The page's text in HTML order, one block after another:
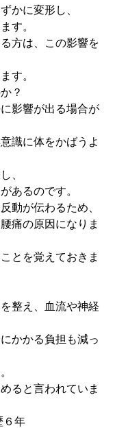
かに変形し、
す。
方は、この影響を
す。
？
影響が出る場合が
識に体をかばうよ
、
あるのです。
動が伝わるため、
痛の原因になりま
とを覚えておきま
整え、血流や神経
かかる負担も減っ
ると言われていま
年